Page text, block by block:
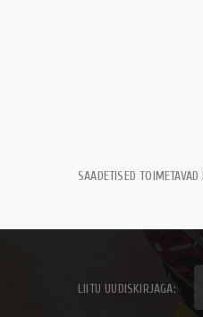
SAADETISED
LIITU UUDISKIRJAGA: